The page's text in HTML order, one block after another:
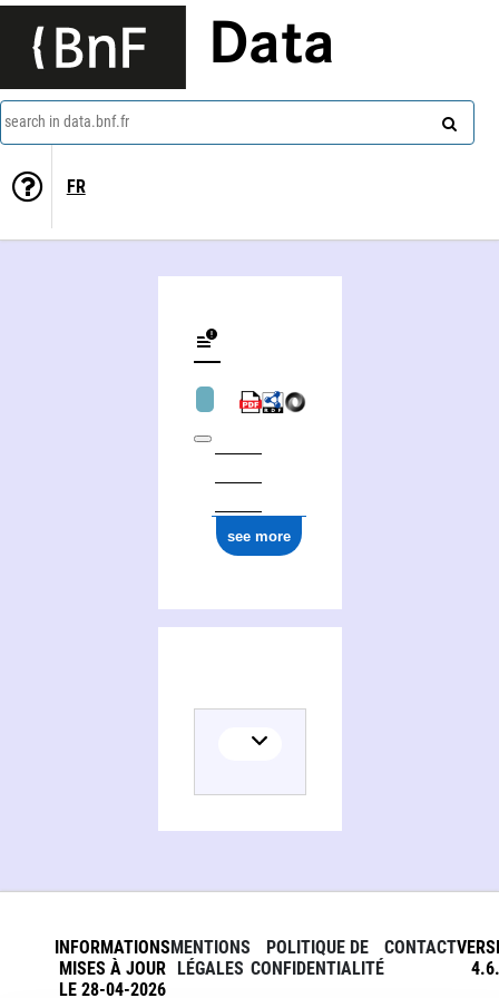
Data
search in data.bnf.fr
FR
see more
INFORMATIONS
MISES À JOUR
LE 28-04-2026
MENTIONS
LÉGALES
POLITIQUE DE
CONFIDENTIALITÉ
CONTACT